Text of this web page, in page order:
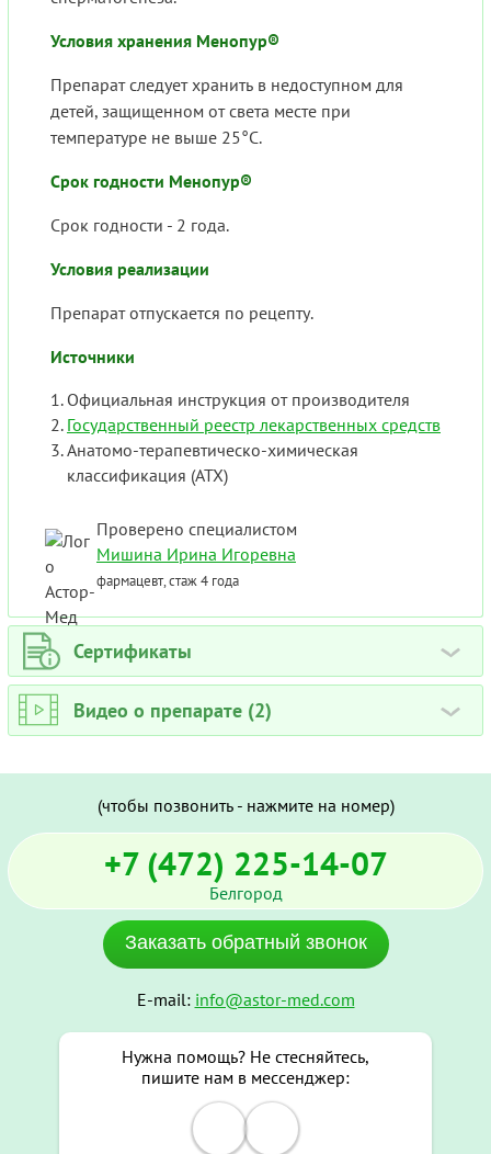
Условия хранения Менопур®
Препарат следует хранить в недоступном для
детей, защищенном от света месте при
температуре не выше 25°C.
Срок годности Менопур®
Срок годности - 2 года.
Условия реализации
Препарат отпускается по рецепту.
Источники
Официальная инструкция от производителя
Государственный реестр лекарственных средств
Анатомо-терапевтическо-химическая
классификация (ATX)
Проверено специалистом
Мишина Ирина Игоревна
фармацевт, стаж 4 года
Сертификаты ›
Видео о препарате (2) ›
(чтобы позвонить - нажмите на номер)
+7 (472) 225-14-07
Белгород
Заказать обратный звонок
E-mail: info@astor-med.com
Нужна помощь? Не стесняйтесь,
пишите нам в мессенджер: